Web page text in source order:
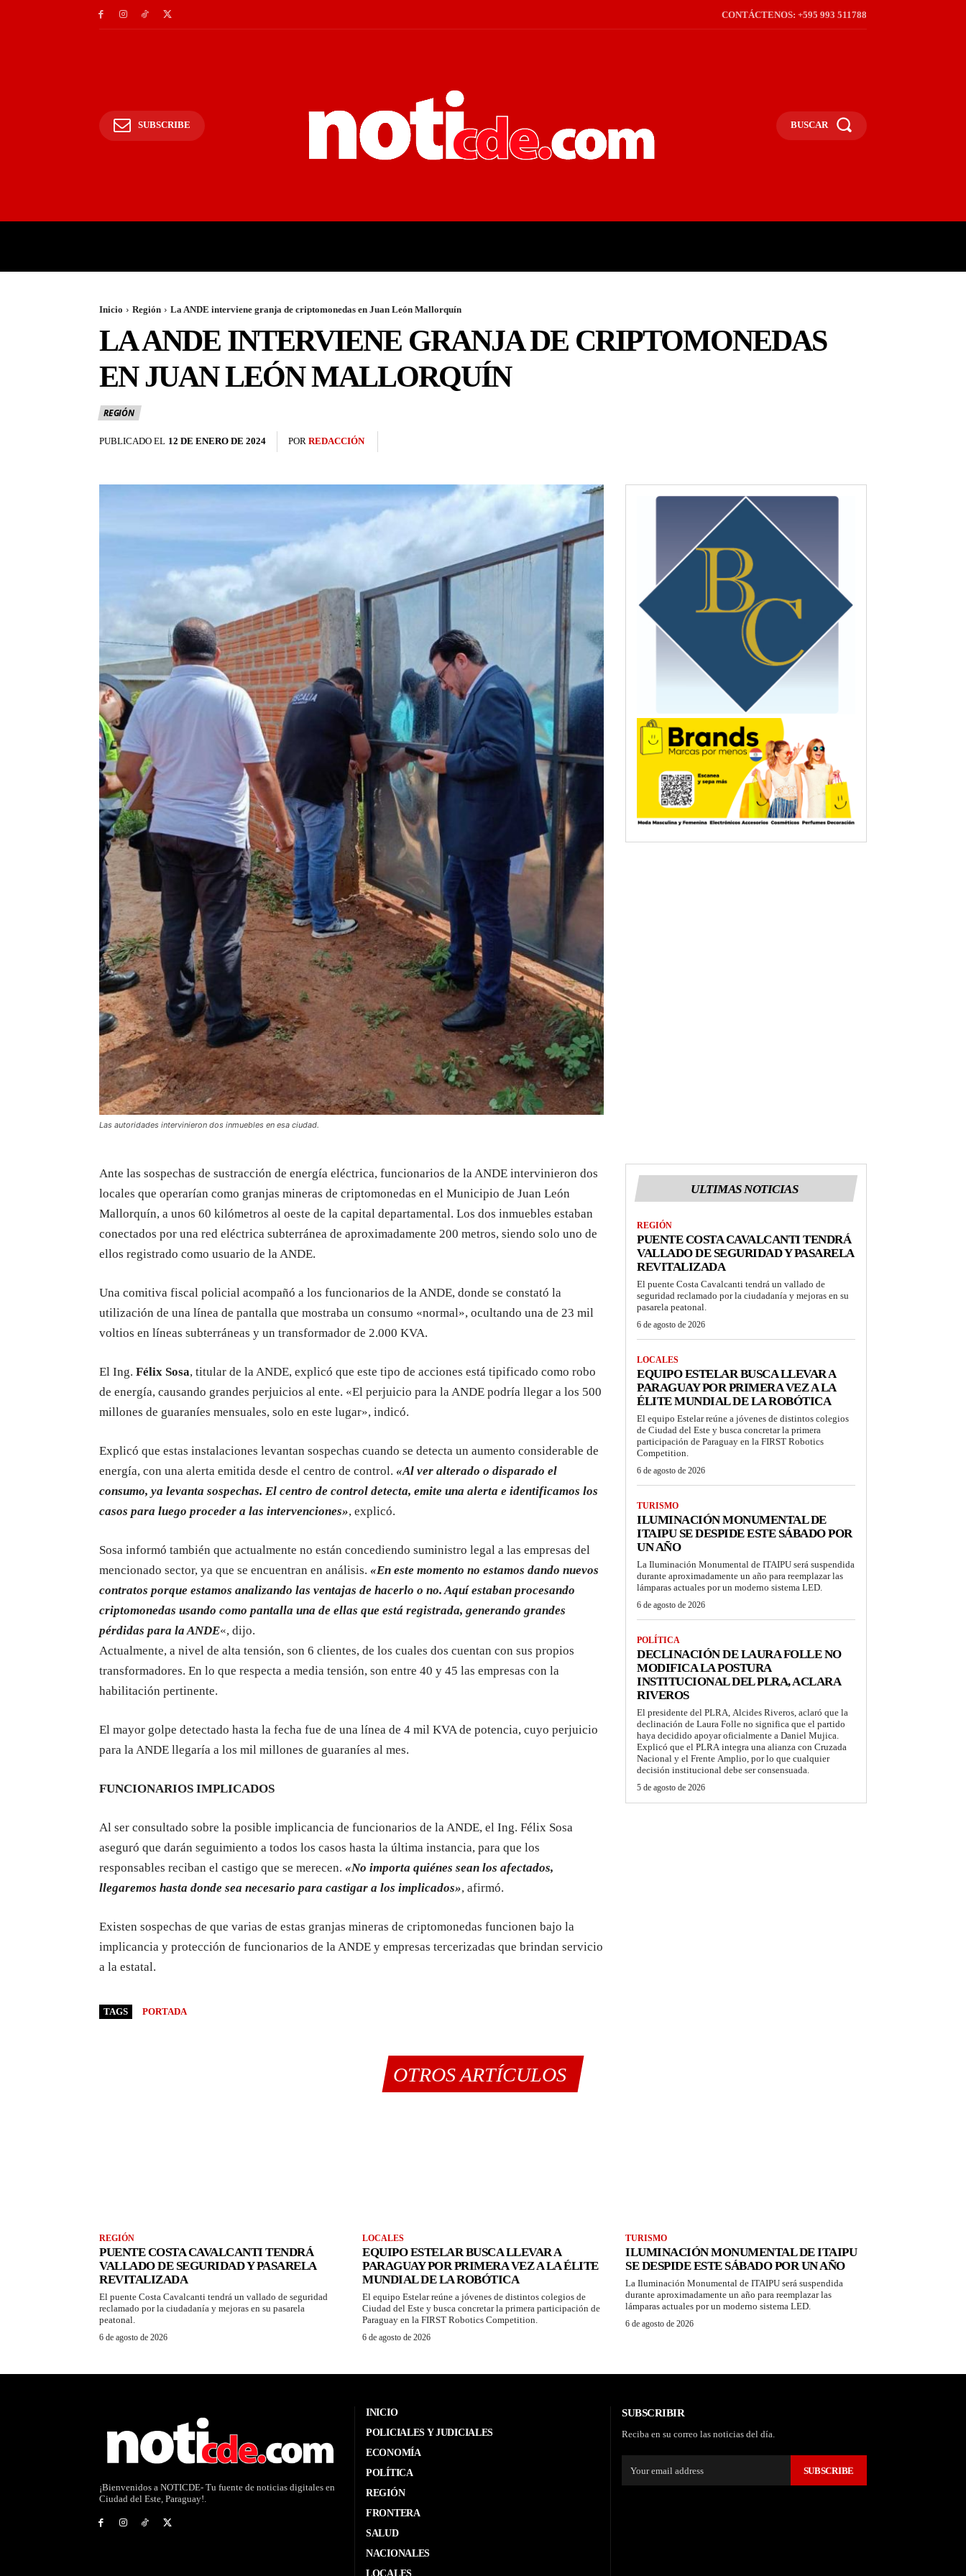
CONTÁCTENOS: +595 993 511788
SUBSCRIBE BUSCAR
Inicio Región La ANDE interviene granja de criptomonedas en Juan León Mallorquín
LA ANDE INTERVIENE GRANJA DE CRIPTOMONEDAS
EN JUAN LEÓN MALLORQUÍN
REGIÓN
PUBLICADO EL 12 DE ENERO DE 2024 POR REDACCIÓN
Las autoridades intervinieron dos inmuebles en esa ciudad.
Ante las sospechas de sustracción de energía eléctrica, funcionarios de la ANDE intervinieron dos
locales que operarían como granjas mineras de criptomonedas en el Municipio de Juan León
Mallorquín, a unos 60 kilómetros al oeste de la capital departamental. Los dos inmuebles estaban
conectados por una red eléctrica subterránea de aproximadamente 200 metros, siendo solo uno de
ellos registrado como usuario de la ANDE.
Una comitiva fiscal policial acompañó a los funcionarios de la ANDE, donde se constató la
utilización de una línea de pantalla que mostraba un consumo «normal», ocultando una de 23 mil
voltios en líneas subterráneas y un transformador de 2.000 KVA.
El Ing. Félix Sosa, titular de la ANDE, explicó que este tipo de acciones está tipificado como robo
de energía, causando grandes perjuicios al ente. «El perjuicio para la ANDE podría llegar a los 500
millones de guaraníes mensuales, solo en este lugar», indicó.
Explicó que estas instalaciones levantan sospechas cuando se detecta un aumento considerable de
energía, con una alerta emitida desde el centro de control. «Al ver alterado o disparado el
consumo, ya levanta sospechas. El centro de control detecta, emite una alerta e identificamos los
casos para luego proceder a las intervenciones», explicó.
Sosa informó también que actualmente no están concediendo suministro legal a las empresas del
mencionado sector, ya que se encuentran en análisis. «En este momento no estamos dando nuevos
contratos porque estamos analizando las ventajas de hacerlo o no. Aquí estaban procesando
criptomonedas usando como pantalla una de ellas que está registrada, generando grandes
pérdidas para la ANDE«, dijo.
Actualmente, a nivel de alta tensión, son 6 clientes, de los cuales dos cuentan con sus propios
transformadores. En lo que respecta a media tensión, son entre 40 y 45 las empresas con la
habilitación pertinente.
El mayor golpe detectado hasta la fecha fue de una línea de 4 mil KVA de potencia, cuyo perjuicio
para la ANDE llegaría a los mil millones de guaraníes al mes.
FUNCIONARIOS IMPLICADOS
Al ser consultado sobre la posible implicancia de funcionarios de la ANDE, el Ing. Félix Sosa
aseguró que darán seguimiento a todos los casos hasta la última instancia, para que los
responsables reciban el castigo que se merecen. «No importa quiénes sean los afectados,
llegaremos hasta donde sea necesario para castigar a los implicados», afirmó.
Existen sospechas de que varias de estas granjas mineras de criptomonedas funcionen bajo la
implicancia y protección de funcionarios de la ANDE y empresas tercerizadas que brindan servicio
a la estatal.
TAGS PORTADA
ULTIMAS NOTICIAS
REGIÓN
PUENTE COSTA CAVALCANTI TENDRÁ
VALLADO DE SEGURIDAD Y PASARELA
REVITALIZADA
El puente Costa Cavalcanti tendrá un vallado de
seguridad reclamado por la ciudadanía y mejoras en su
pasarela peatonal.
6 de agosto de 2026
LOCALES
EQUIPO ESTELAR BUSCA LLEVAR A
PARAGUAY POR PRIMERA VEZ A LA
ÉLITE MUNDIAL DE LA ROBÓTICA
El equipo Estelar reúne a jóvenes de distintos colegios
de Ciudad del Este y busca concretar la primera
participación de Paraguay en la FIRST Robotics
Competition.
6 de agosto de 2026
TURISMO
ILUMINACIÓN MONUMENTAL DE
ITAIPU SE DESPIDE ESTE SÁBADO POR
UN AÑO
La Iluminación Monumental de ITAIPU será suspendida
durante aproximadamente un año para reemplazar las
lámparas actuales por un moderno sistema LED.
6 de agosto de 2026
POLÍTICA
DECLINACIÓN DE LAURA FOLLE NO
MODIFICA LA POSTURA
INSTITUCIONAL DEL PLRA, ACLARA
RIVEROS
El presidente del PLRA, Alcides Riveros, aclaró que la
declinación de Laura Folle no significa que el partido
haya decidido apoyar oficialmente a Daniel Mujica.
Explicó que el PLRA integra una alianza con Cruzada
Nacional y el Frente Amplio, por lo que cualquier
decisión institucional debe ser consensuada.
5 de agosto de 2026
OTROS ARTÍCULOS
REGIÓN
PUENTE COSTA CAVALCANTI TENDRÁ
VALLADO DE SEGURIDAD Y PASARELA
REVITALIZADA
El puente Costa Cavalcanti tendrá un vallado de seguridad
reclamado por la ciudadanía y mejoras en su pasarela
peatonal.
6 de agosto de 2026
LOCALES
EQUIPO ESTELAR BUSCA LLEVAR A
PARAGUAY POR PRIMERA VEZ A LA ÉLITE
MUNDIAL DE LA ROBÓTICA
El equipo Estelar reúne a jóvenes de distintos colegios de
Ciudad del Este y busca concretar la primera participación de
Paraguay en la FIRST Robotics Competition.
6 de agosto de 2026
TURISMO
ILUMINACIÓN MONUMENTAL DE ITAIPU
SE DESPIDE ESTE SÁBADO POR UN AÑO
La Iluminación Monumental de ITAIPU será suspendida
durante aproximadamente un año para reemplazar las
lámparas actuales por un moderno sistema LED.
6 de agosto de 2026
¡Bienvenidos a NOTICDE- Tu fuente de noticias digitales en
Ciudad del Este, Paraguay!.
INICIO
POLICIALES Y JUDICIALES
ECONOMÍA
POLÍTICA
REGIÓN
FRONTERA
SALUD
NACIONALES
LOCALES
SUBSCRIBIR
Reciba en su correo las noticias del día.
SUBSCRIBE